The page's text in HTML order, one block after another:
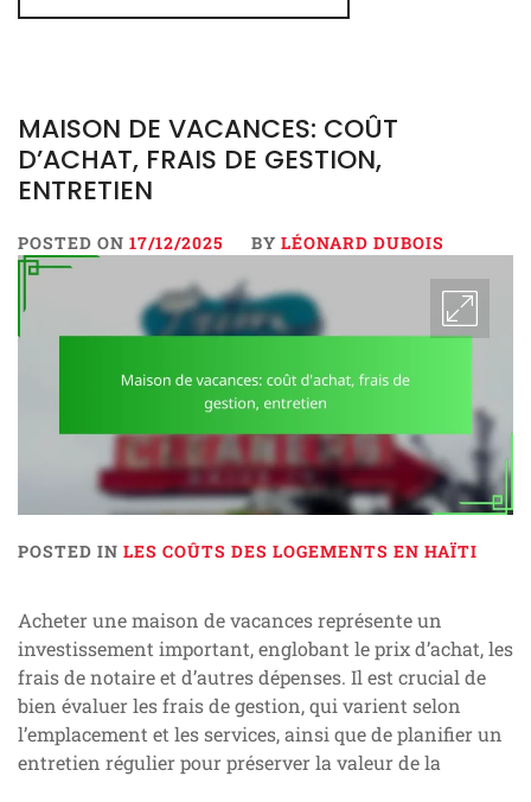
MAISON DE VACANCES: COÛT
D’ACHAT, FRAIS DE GESTION,
ENTRETIEN
POSTED ON 17/12/2025 BY LÉONARD DUBOIS
POSTED IN LES COÛTS DES LOGEMENTS EN HAÏTI
Acheter une maison de vacances représente un
investissement important, englobant le prix d’achat, les
frais de notaire et d’autres dépenses. Il est crucial de
bien évaluer les frais de gestion, qui varient selon
l’emplacement et les services, ainsi que de planifier un
entretien régulier pour préserver la valeur de la